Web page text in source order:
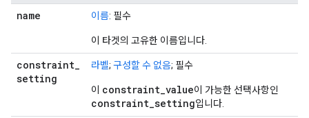
name 이름: 필수
이 타겟의 고유한 이름입니다.
constraint_
setting
라벨; 구성할 수 없음; 필수
이 constraint_value이 가능한 선택사항인
constraint_setting입니다.